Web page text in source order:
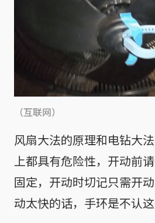
（互联网）
风扇大法的原理和电钻大
上都具有危险性，开动前
固定，开动时切记只需开
动太快的话，手环是不认这